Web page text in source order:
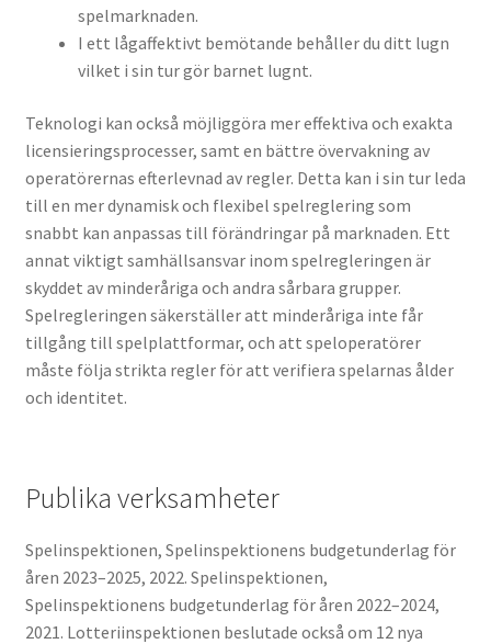
spelmarknaden.
I ett lågaffektivt bemötande behåller du ditt lugn
vilket i sin tur gör barnet lugnt.
Teknologi kan också möjliggöra mer effektiva och exakta
licensieringsprocesser, samt en bättre övervakning av
operatörernas efterlevnad av regler. Detta kan i sin tur leda
till en mer dynamisk och flexibel spelreglering som
snabbt kan anpassas till förändringar på marknaden. Ett
annat viktigt samhällsansvar inom spelregleringen är
skyddet av minderåriga och andra sårbara grupper.
Spelregleringen säkerställer att minderåriga inte får
tillgång till spelplattformar, och att speloperatörer
måste följa strikta regler för att verifiera spelarnas ålder
och identitet.
Publika verksamheter
Spelinspektionen, Spelinspektionens budgetunderlag för
åren 2023–2025, 2022. Spelinspektionen,
Spelinspektionens budgetunderlag för åren 2022–2024,
2021. Lotteriinspektionen beslutade också om 12 nya